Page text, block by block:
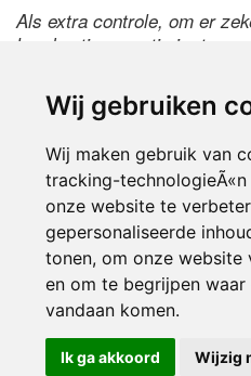
Wij gebruiken
Wij maken gebruik van
tracking-
onze website te
gepersonaliseerde
tonen, om onze website
en om te begrijpen
vandaan komen.
Ik ga akkoord Wijzig
Als extra controle, om er
handmatige reactie is, typ
de code te wijzigen.
© 2000-2026 UFE Media: